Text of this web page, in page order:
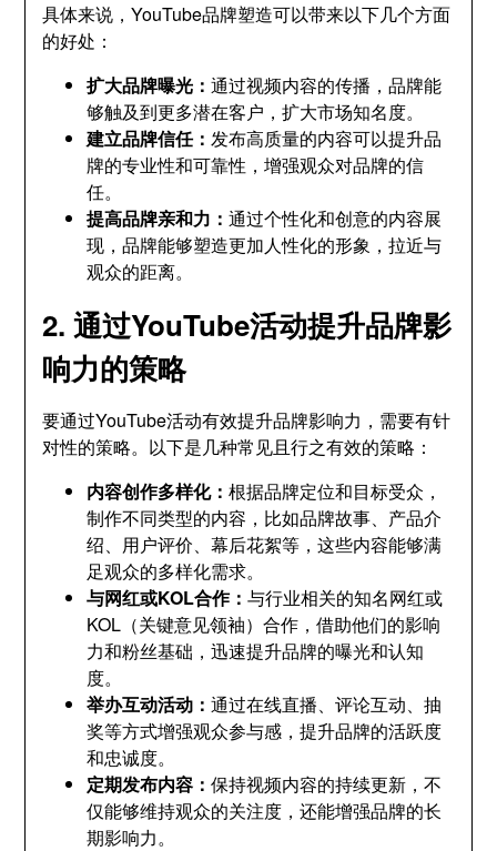
具体来说 ，YouTube品牌塑造可以带来以下几个方面
的好处 ：
扩大品牌曝光 ：通过视频内容的传播 ，品牌能
够触及到更多潜在客户 ，扩大市场知名度。
建立品牌信任：发布高质量的内容可以提升品
牌的专业性和可靠性 ，增强观众对品牌的信
任。
提高品牌亲和力 ：通过个性化和创意的内容展
现 ，品牌能够塑造更加人性化的形象 ，拉近与
观众的距离。
2.通过YouTube活动提升品牌影
响力的策略
要通过YouTube活动有效提升品牌影响力 ， 需要有针
对性的策略。 以下是几种常见且行之有效的策略 ：
内容创作多样化：根据品牌定位和目标受众 ，
制作不同类型的内容 ， 比如品牌故事、 产品介
绍、 用户评价、幕后花絮等 ，这些内容能够满
足观众的多样化需求。
与网红或KOL合作：与行业相关的知名网红或
KOL（关键意见领袖）合作 ，借助他们的影响
力和粉丝基础 ，迅速提升品牌的曝光和认知
度。
举办互动活动 ：通过在线直播、评论互动、抽
奖等方式增强观众参与感 ，提升品牌的活跃度
和忠诚度。
定期发布内容 ：保持视频内容的持续更新 ，不
仅能够维持观众的关注度 ，还能增强品牌的长
期影响力。